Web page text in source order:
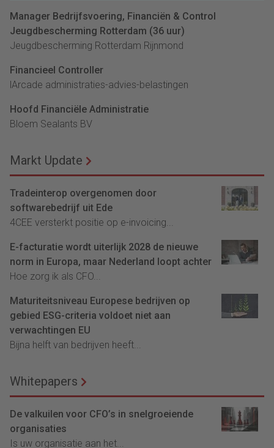
Manager Bedrijfsvoering, Financiën & Control
Jeugdbescherming Rotterdam (36 uur)
Jeugdbescherming Rotterdam Rijnmond
Financieel Controller
lArcade administraties-advies-belastingen
Hoofd Financiële Administratie
Bloem Sealants BV
Markt Update
Tradeinterop overgenomen door
softwarebedrijf uit Ede
4CEE versterkt positie op e-invoicing...
E-facturatie wordt uiterlijk 2028 de nieuwe
norm in Europa, maar Nederland loopt achter
Hoe zorg ik als CFO...
Maturiteitsniveau Europese bedrijven op
gebied ESG-criteria voldoet niet aan
verwachtingen EU
Bijna helft van bedrijven heeft...
Whitepapers
De valkuilen voor CFO’s in snelgroeiende
organisaties
Is uw organisatie aan het...